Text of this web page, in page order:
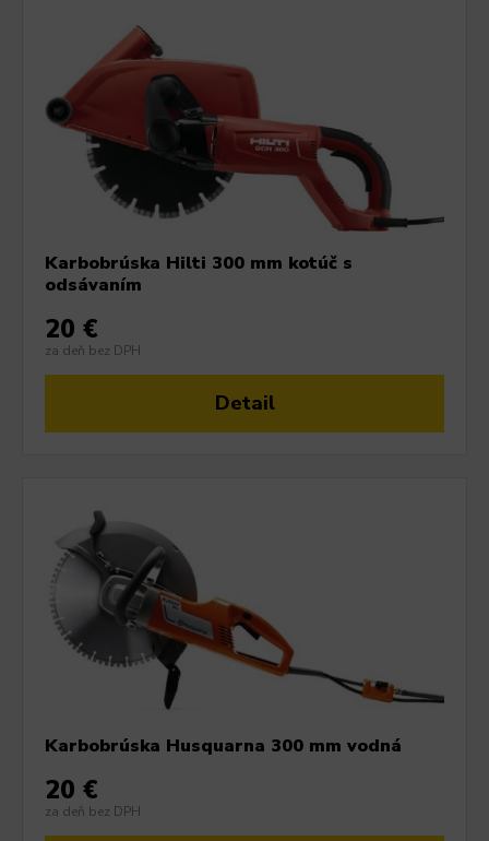
Karbobrúska Hilti 300 mm kotúč s
odsávaním
20 €
za deň bez DPH
Detail
Karbobrúska Husquarna 300 mm vodná
20 €
za deň bez DPH